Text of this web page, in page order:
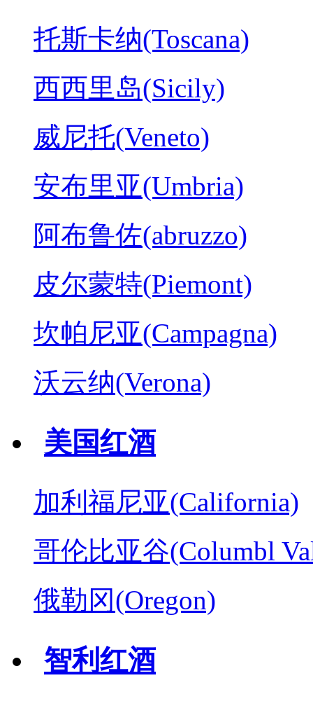
托斯卡纳(Toscana)
西西里岛(Sicily)
威尼托(Veneto)
安布里亚(Umbria)
阿布鲁佐(abruzzo)
皮尔蒙特(Piemont)
坎帕尼亚(Campagna)
沃云纳(Verona)
美国红酒
加利福尼亚(California)
哥伦比亚谷(Columbl
俄勒冈(Oregon)
智利红酒